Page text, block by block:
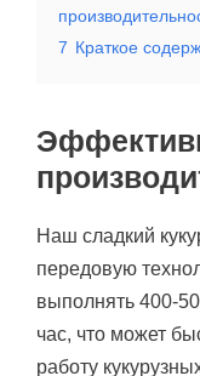
7 Краткое
Наш сладкий
передовую
выполнять 400-
час, что может
работу